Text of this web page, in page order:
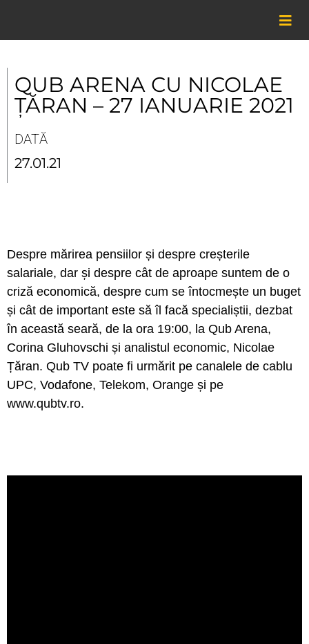
content
QUB ARENA CU NICOLAE
ȚĂRAN – 27 IANUARIE 2021
DATĂ
27.01.21
Despre mărirea pensiilor și despre creșterile
salariale, dar și despre cât de aproape suntem de o
criză economică, despre cum se întocmește un buget
și cât de important este să îl facă specialiștii, dezbat
în această seară, de la ora 19:00, la Qub Arena,
Corina Gluhovschi și analistul economic, Nicolae
Țăran. Qub TV poate fi urmărit pe canalele de cablu
UPC, Vodafone, Telekom, Orange și pe
www.qubtv.ro.